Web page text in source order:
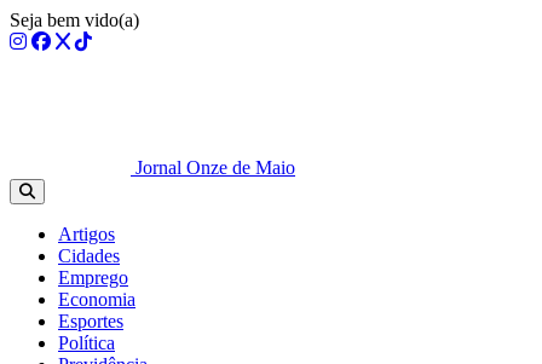
Seja bem vido(a)
Jornal Onze de Maio
Artigos
Cidades
Emprego
Economia
Esportes
Política